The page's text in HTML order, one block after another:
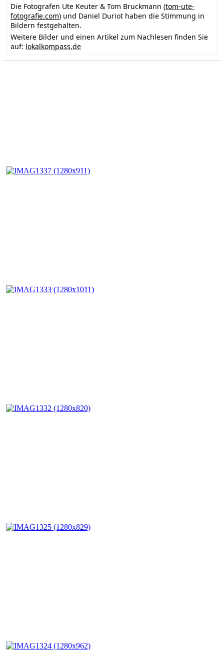
Die Fotografen Ute Keuter & Tom Bruckmann (tom-ute-
fotografie.com) und Daniel Duriot haben die Stimmung in
Bildern festgehalten.
Weitere Bilder und einen Artikel zum Nachlesen finden Sie
auf: lokalkompass.de